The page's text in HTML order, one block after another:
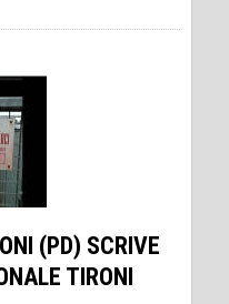
(PD) SCRIVE
TIRONI